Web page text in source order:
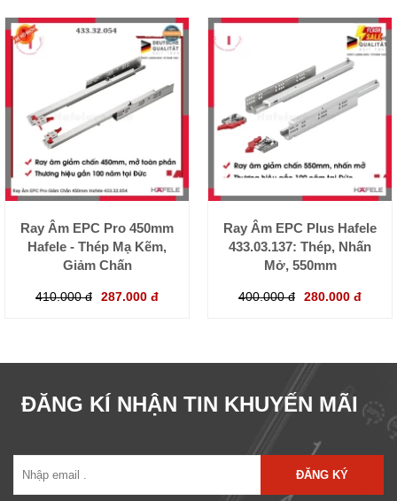
Ray Âm EPC Pro 450mm
Hafele - Thép Mạ Kẽm,
Giảm Chấn
410.000 đ 287.000 đ
Ray Âm EPC Plus Hafele
433.03.137: Thép, Nhấn
Mở, 550mm
400.000 đ 280.000 đ
ĐĂNG KÍ NHẬN TIN KHUYẾN MÃI
ĐĂNG KÝ